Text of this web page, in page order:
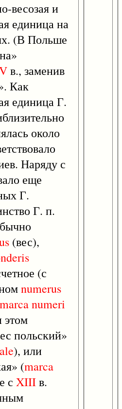
и
единица на
(В Польше
в., заменив
Как
единица Г.
около
Наряду с
еще
Г.
Г. п.
(вес),
(с
numerus
marcanumeri
этом
польский»
), или
(marca
с XIIIв.